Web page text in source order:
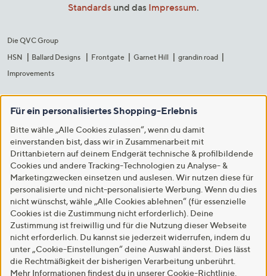
Standards und das Impressum.
Die QVC Group
HSN
Ballard Designs Frontgate Garnet Hill
grandin road
Improvements
Für ein personalisiertes Shopping-Erlebnis
Bitte wähle „Alle Cookies zulassen“, wenn du damit
einverstanden bist, dass wir in Zusammenarbeit mit
Drittanbietern auf deinem Endgerät technische & profilbildende
Cookies und andere Tracking-Technologien zu Analyse- &
Marketingzwecken einsetzen und auslesen. Wir nutzen diese für
personalisierte und nicht-personalisierte Werbung. Wenn du dies
nicht wünschst, wähle „Alle Cookies ablehnen“ (für essenzielle
Cookies ist die Zustimmung nicht erforderlich). Deine
Zustimmung ist freiwillig und für die Nutzung dieser Webseite
nicht erforderlich. Du kannst sie jederzeit widerrufen, indem du
unter „Cookie-Einstellungen“ deine Auswahl änderst. Dies lässt
die Rechtmäßigkeit der bisherigen Verarbeitung unberührt.
Mehr Informationen findest du in unserer Cookie-Richtlinie